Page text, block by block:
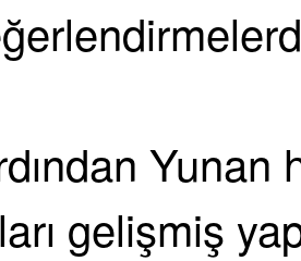
Yunan
gelişmiş